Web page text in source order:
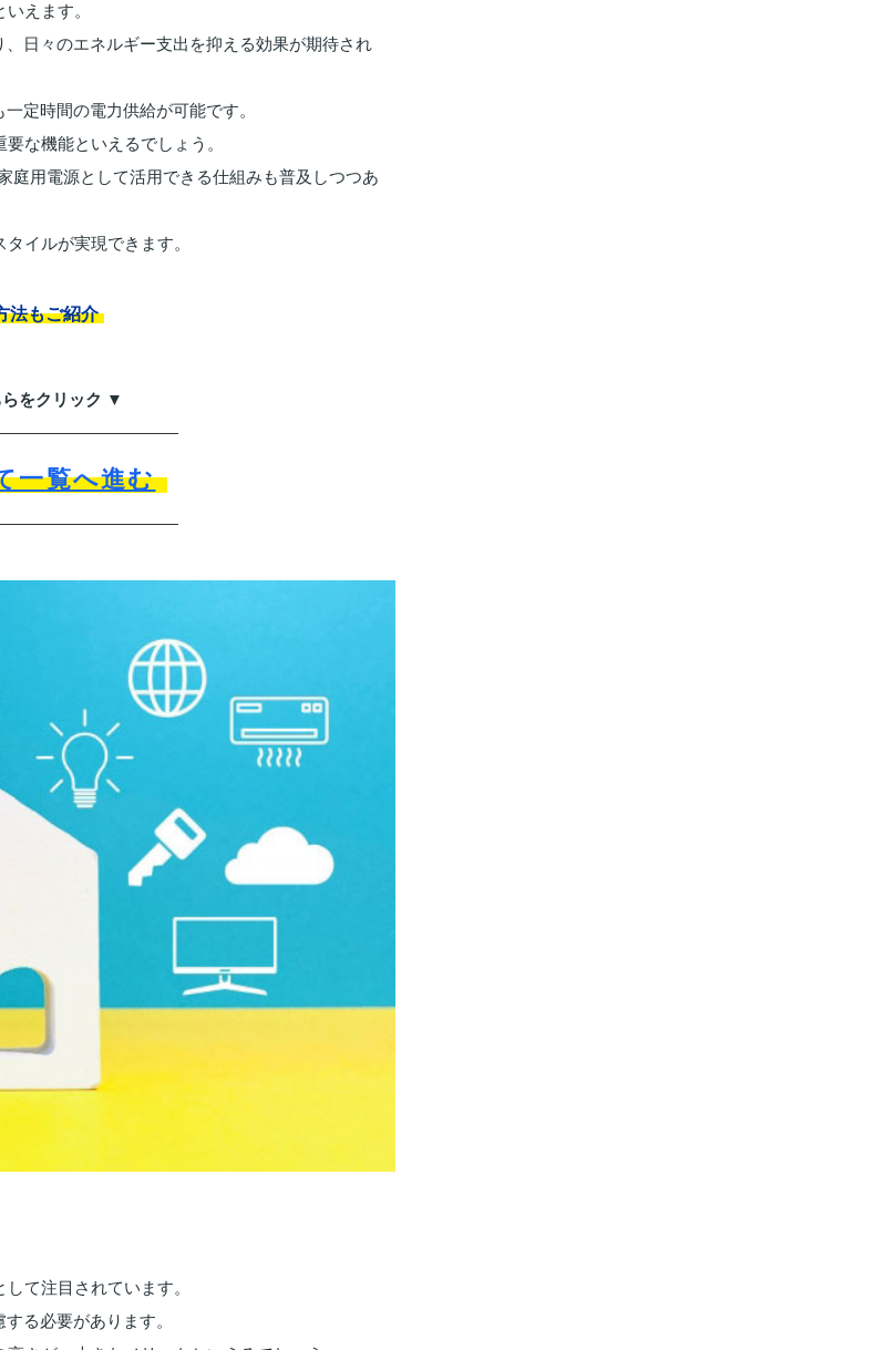
えます。
日々のエネルギー支出を抑える効果が期待され
定時間の電力供給が可能です。
な機能といえるでしょう。
庭用電源として活用できる仕組みも普及しつつあ
イルが実現できます。
法もご紹介
をクリック ▼
一覧へ進む
て注目されています。
る必要があります。